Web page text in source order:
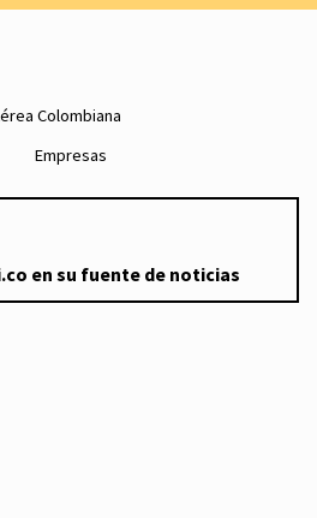
Colombiana
Empresas
en su fuente de noticias